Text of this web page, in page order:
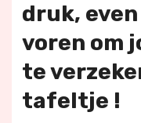
druk,
voren om
te
tafeltje !